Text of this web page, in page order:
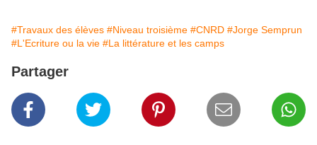
#Travaux des élèves #Niveau troisième #CNRD #Jorge Semprun
#L'Ecriture ou la vie #La littérature et les camps
Partager